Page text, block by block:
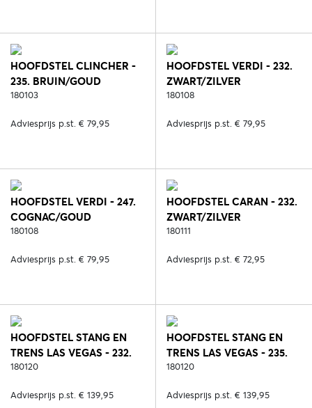
HOOFDSTEL CLINCHER -
235. BRUIN/GOUD
180103
Adviesprijs p.st. € 79,95
HOOFDSTEL VERDI - 232.
ZWART/ZILVER
180108
Adviesprijs p.st. € 79,95
HOOFDSTEL VERDI - 247.
COGNAC/GOUD
180108
Adviesprijs p.st. € 79,95
HOOFDSTEL CARAN - 232.
ZWART/ZILVER
180111
Adviesprijs p.st. € 72,95
HOOFDSTEL STANG EN
TRENS LAS VEGAS - 232.
ZWART/ZILVER
180120
Adviesprijs p.st. € 139,95
HOOFDSTEL STANG EN
TRENS LAS VEGAS - 235.
BRUIN/GOUD
180120
Adviesprijs p.st. € 139,95